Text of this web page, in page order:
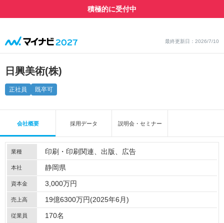
最終更新日：2026/7/10
日興美術(株)
正社員 既卒可
積極的に受付中
会社概要 採用データ 説明会・セミナー
業種 印刷・印刷関連 出版 広告
本社 静岡県
資本金 3,000万円
売上高 19億6300万円(2025年6月)
従業員 170名